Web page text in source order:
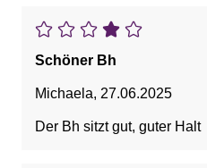
Schöner Bh
Michaela, 27.06.2025
Der Bh sitzt gut, guter Halt